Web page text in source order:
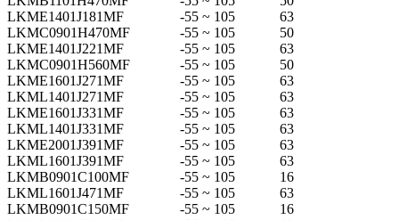
LKME1401J181MF
-55 ~ 105
63
LKMC0901H470MF
-55 ~ 105
50
LKME1401J221MF
-55 ~ 105
63
LKMC0901H560MF
-55 ~ 105
50
LKME1601J271MF
-55 ~ 105
63
LKML1401J271MF
-55 ~ 105
63
LKME1601J331MF
-55 ~ 105
63
LKML1401J331MF
-55 ~ 105
63
LKME2001J391MF
-55 ~ 105
63
LKML1601J391MF
-55 ~ 105
63
LKMB0901C100MF
-55 ~ 105
16
LKML1601J471MF
-55 ~ 105
63
LKMB0901C150MF
-55 ~ 105
16